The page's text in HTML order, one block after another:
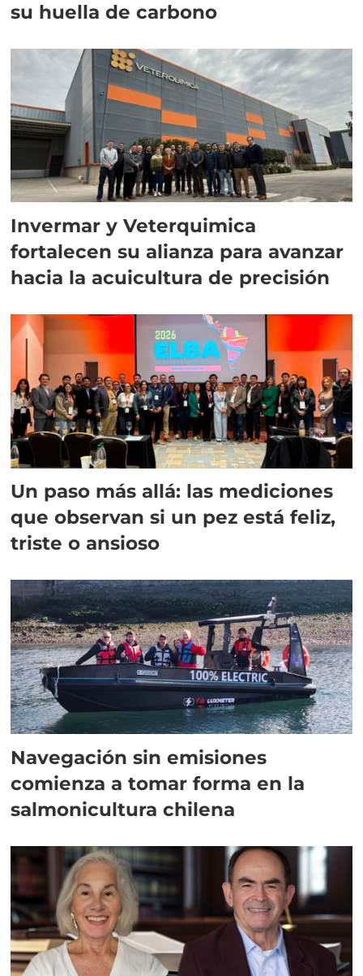
su huella de carbono
Invermar y Veterquimica
fortalecen su alianza para avanzar
hacia la acuicultura de precisión
Un paso más allá: las mediciones
que observan si un pez está feliz,
triste o ansioso
Navegación sin emisiones
comienza a tomar forma en la
salmonicultura chilena